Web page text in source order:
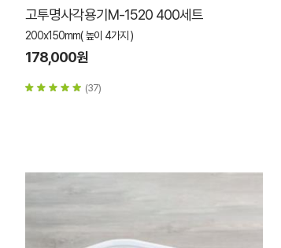
고투명사각용기M-1520 400세트
200x150mm( 높이 4가지 )
178,000원
(37)